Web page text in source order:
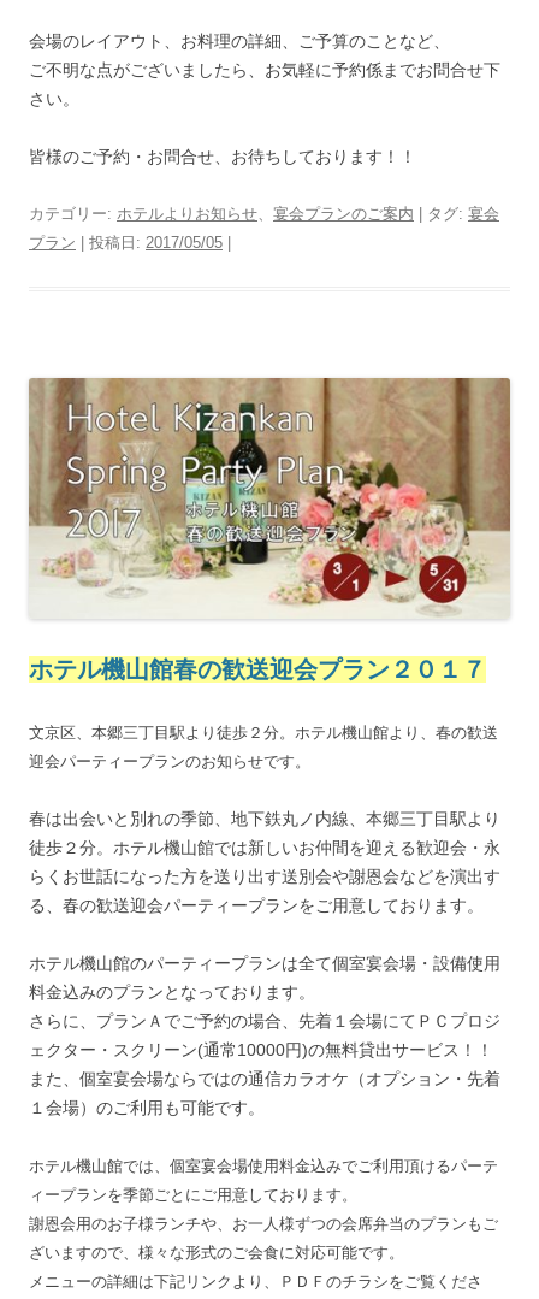
会場のレイアウト、お料理の詳細、ご予算のことなど、
ご不明な点がございましたら、お気軽に予約係までお問合せ下
さい。
皆様のご予約・お問合せ、お待ちしております！！
カテゴリー: ホテルよりお知らせ 宴会プランのご案内 | タグ: 宴会
プラン | 投稿日: 2017/05/05
ホテル機山館春の歓送迎会プラン２０１７
文京区、本郷三丁目駅より徒歩２分。ホテル機山館より、春の歓送
迎会パーティープランのお知らせです。
春は出会いと別れの季節、地下鉄丸ノ内線、本郷三丁目駅より
徒歩２分。ホテル機山館では新しいお仲間を迎える歓迎会・永
らくお世話になった方を送り出す送別会や謝恩会などを演出す
る、春の歓送迎会パーティープランをご用意しております。
ホテル機山館のパーティープランは全て個室宴会場・設備使用
料金込みのプランとなっております。
さらに、プランＡでご予約の場合、先着１会場にてＰＣプロジ
ェクター・スクリーン(通常10000円)の無料貸出サービス！！
また、個室宴会場ならではの通信カラオケ（オプション・先着
１会場）のご利用も可能です。
ホテル機山館では、個室宴会場使用料金込みでご利用頂けるパーテ
ィープランを季節ごとにご用意しております。
謝恩会用のお子様ランチや、お一人様ずつの会席弁当のプランもご
ざいますので、様々な形式のご会食に対応可能です。
メニューの詳細は下記リンクより、ＰＤＦのチラシをご覧くださ